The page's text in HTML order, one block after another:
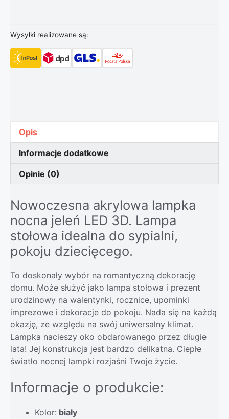
Wysyłki realizowane są:
Opis
Informacje dodatkowe
Opinie (0)
Nowoczesna akrylowa lampka
nocna jeleń LED 3D. Lampa
stołowa idealna do sypialni,
pokoju dziecięcego.
To doskonały wybór na romantyczną dekorację
domu. Może służyć jako lampa stołowa i prezent
urodzinowy na walentynki, rocznice, upominki
imprezowe i dekoracje do pokoju. Nada się na każdą
okazję, ze względu na swój uniwersalny klimat.
Lampka nacieszy oko obdarowanego przez długie
lata! Jej konstrukcja jest bardzo delikatna. Ciepłe
światło nocnej lampki rozjaśni Twoje życie.
Informacje o produkcie:
Kolor: biały